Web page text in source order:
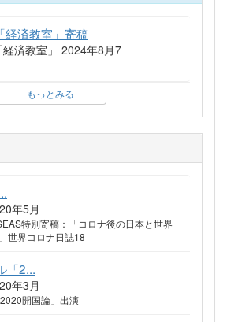
経済教室」寄稿
経済教室」 2024年8月7
もっとみる
年5月
特別寄稿：「コロナ後の日本と世界
世界コロナ日誌18
「2...
年3月
開国論」出演